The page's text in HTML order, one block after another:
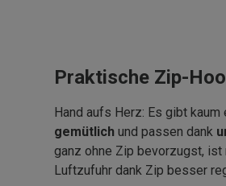
Praktische Zip-
Hand aufs Herz: Es gibt
gemütlich und passen dank
ganz ohne Zip bevorzugst, ist
Luftzufuhr dank Zip besser